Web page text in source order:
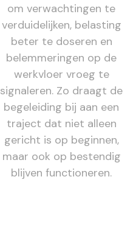
om verwachtingen te
verduidelijken, belasting
beter te doseren en
belemmeringen op de
werkvloer vroeg te
signaleren. Zo draagt de
begeleiding bij aan een
traject dat niet alleen
gericht is op beginnen,
maar ook op bestendig
blijven functioneren.